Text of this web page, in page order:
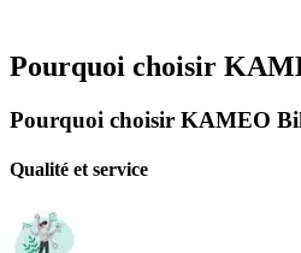
Pourquoi choisir
Pourquoi choisir KAMEO
Qualité et service